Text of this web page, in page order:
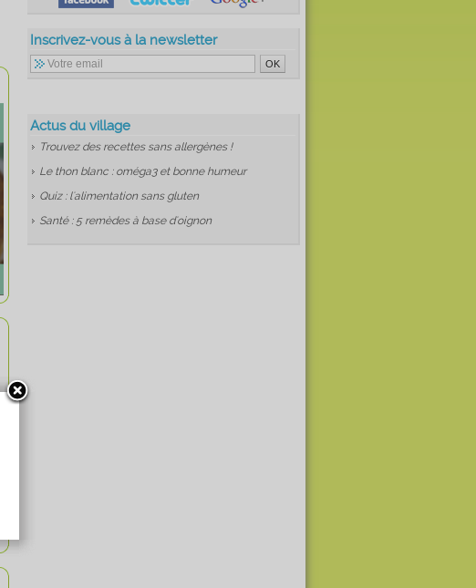
Inscrivez-vous à la newsletter
Actus du village
Trouvez des recettes sans allergènes !
Le thon blanc : oméga3 et bonne humeur
Quiz : l'alimentation sans gluten
Santé : 5 remèdes à base d'oignon